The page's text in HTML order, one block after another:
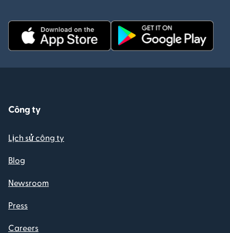
Công ty
Lịch sử công ty
Blog
Newsroom
Press
Careers